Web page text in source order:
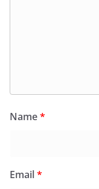
Name*
Email*